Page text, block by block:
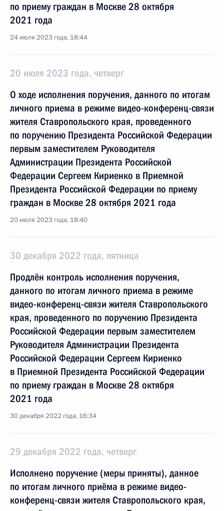
по приему граждан в Москве 28 октября
2021 года
24 июля 2023 года, 18:44
20 июля 2023 года, четверг
О ходе исполнения поручения, данного по итогам
личного приема в режиме видео-конференц-связи
жителя Ставропольского края, проведенного
по поручению Президента Российской Федерации
первым заместителем Руководителя
Администрации Президента Российской
Федерации Сергеем Кириенко в Приемной
Президента Российской Федерации по приему
граждан в Москве 28 октября 2021 года
20 июля 2023 года, 18:40
30 декабря 2022 года, пятница
Продлён контроль исполнения поручения,
данного по итогам личного приема в режиме
видео-конференц-связи жителя Ставропольского
края, проведенного по поручению Президента
Российской Федерации первым заместителем
Руководителя Администрации Президента
Российской Федерации Сергеем Кириенко
в Приемной Президента Российской Федерации
по приему граждан в Москве 28 октября
2021 года
30 декабря 2022 года, 16:34
29 декабря 2022 года, четверг
Исполнено поручение (меры приняты), данное
по итогам личного приёма в режиме видео-
конференц-связи жителя Ставропольского края,